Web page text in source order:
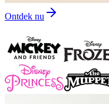
Ontdek nu